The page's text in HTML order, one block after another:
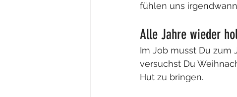
fühlen uns
Alle Jahre wieder
Im Job musst Du zum
versuchst Du
Hut zu bringen.